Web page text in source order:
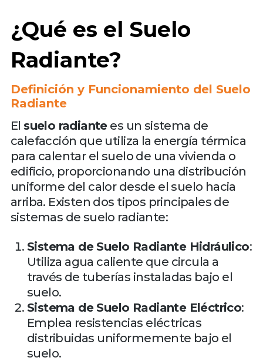
¿Qué es el Suelo
Radiante?
Definición y Funcionamiento del Suelo
Radiante
El suelo radiantees un sistema de
calefacción que utiliza la energía térmica
para calentar el suelo de una vivienda o
edificio, proporcionando una distribución
uniforme del calor desde el suelo hacia
arriba. Existen dos tipos principales de
sistemas de suelo radiante:
Sistema de Suelo Radiante Hidráulico:
Utiliza agua caliente que circula a
través de tuberías instaladas bajo el
suelo.
Sistema de Suelo Radiante Eléctrico:
Emplea resistencias eléctricas
distribuidas uniformemente bajo el
suelo.